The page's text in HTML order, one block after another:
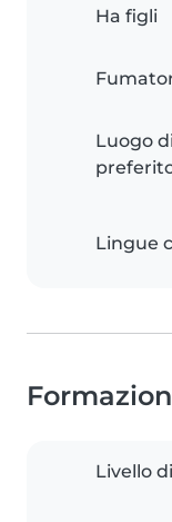
Ha figli
Luogo
Lingue
Livello